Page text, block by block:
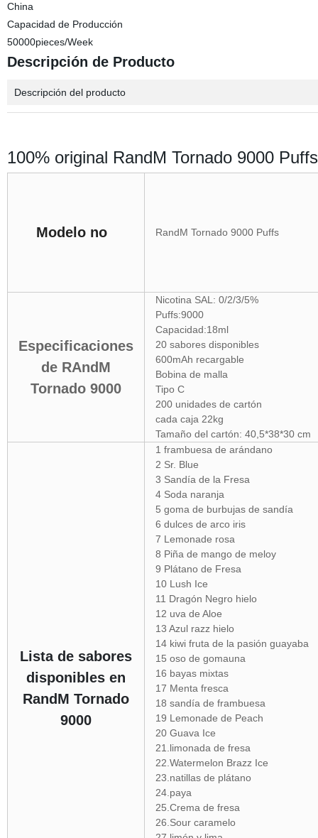
China
Capacidad de Producción
50000pieces/Week
Descripción de Producto
Descripción del producto
100% original RandM Tornado 9000
Modelo no RandM Tornado 9000 Puffs
Especificaciones
de RAndM
Tornado 9000
Nicotina SAL: 0/2/3/5%
Puffs:9000
Capacidad:18ml
20 sabores disponibles
600mAh recargable
Bobina de malla
Tipo C
200 unidades de cartón
cada caja 22kg
Tamaño del cartón: 40,5*38*30 cm
Lista de sabores
disponibles en
RandM Tornado
9000
1 frambuesa de arándano
2 Sr. Blue
3 Sandía de la Fresa
4 Soda naranja
5 goma de burbujas de sandía
6 dulces de arco iris
7 Lemonade rosa
8 Piña de mango de meloy
9 Plátano de Fresa
10 Lush Ice
11 Dragón Negro hielo
12 uva de Aloe
13 Azul razz hielo
14 kiwi fruta de la pasión guayaba
15 oso de gomauna
16 bayas mixtas
17 Menta fresca
18 sandía de frambuesa
19 Lemonade de Peach
20 Guava Ice
21.limonada de fresa
22.Watermelon Brazz Ice
23.natillas de plátano
24.paya
25.Crema de fresa
26.Sour caramelo